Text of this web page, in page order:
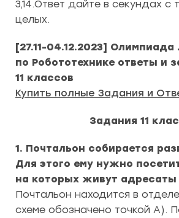
3,14.Ответ дайте в секундах с
целых.
[27.11-04.12.2023]
по Робототехнике ответы и
11 классов
Купить полные Задания и
Задания 11
1. Почтальон собирается
Для этого ему нужно
на которых живут адресаты
Почтальон находится в
схеме обозначено точкой A).